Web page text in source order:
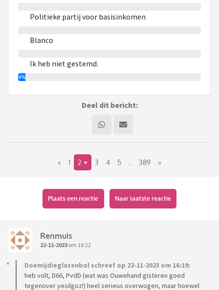
Politieke partij voor basisinkomen
Blanco
Ik heb niet gestemd.
4%
Deel dit bericht:
« 1 2 3 4 5 389 »
Plaats een reactie Naar laatste reactie
Renmuis
22-11-2023 om 16:22
Doemijdieglazenbol schreef op 22-11-2023 om 16:19:
heb volt, D66, PvdD (wat was Ouwehand gisteren goed
tegenover yesilgoz!) heel serieus overwogen, maar hoewel